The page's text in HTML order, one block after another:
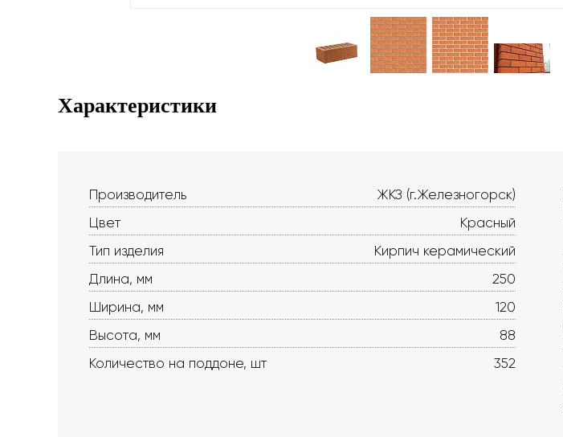
Характеристики
Производитель
ЖКЗ (г.Железногорск)
Цвет
Красный
Тип изделия
Кирпич керамический
Длина, мм
250
Ширина, мм
120
Высота, мм
88
Количество на поддоне, шт
352